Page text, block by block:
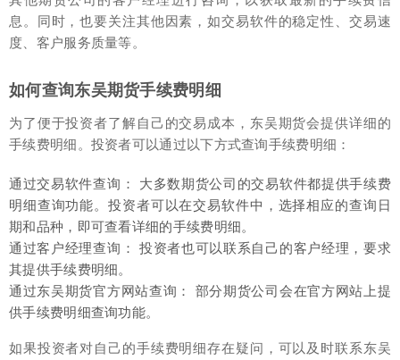
息。同时，也要关注其他因素，如交易软件的稳定性、交易速
度、客户服务质量等。
如何查询东吴期货手续费明细
为了便于投资者了解自己的交易成本，东吴期货会提供详细的
手续费明细。投资者可以通过以下方式查询手续费明细：
通过交易软件查询： 大多数期货公司的交易软件都提供手续费
明细查询功能。投资者可以在交易软件中，选择相应的查询日
期和品种，即可查看详细的手续费明细。
通过客户经理查询： 投资者也可以联系自己的客户经理，要求
其提供手续费明细。
通过东吴期货官方网站查询： 部分期货公司会在官方网站上提
供手续费明细查询功能。
如果投资者对自己的手续费明细存在疑问，可以及时联系东吴